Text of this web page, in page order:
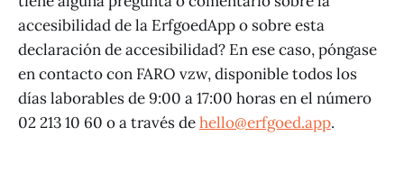
accesibilidad de la ErfgoedApp o sobre esta
declaración de accesibilidad? En ese caso, póngase
en contacto con FARO vzw, disponible todos los
días laborables de 9:00 a 17:00 horas en el número
02 213 10 60 o a través dehello@erfgoed.app.